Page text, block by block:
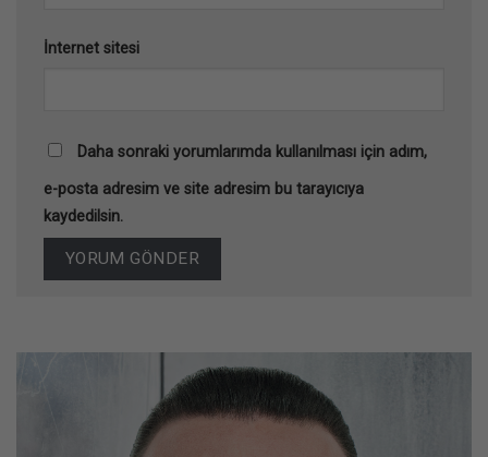
İnternet sitesi
Daha sonraki yorumlarımda kullanılması için adım,
e-posta adresim ve site adresim bu tarayıcıya
kaydedilsin.